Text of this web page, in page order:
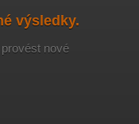
výsledky.
nové